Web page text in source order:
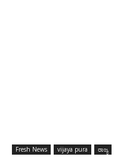
Fresh News vijaya pura ರಾಜ್ಯ